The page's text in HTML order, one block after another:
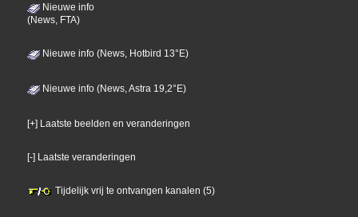
Nieuwe info
(News, FTA)
Nieuwe info (News, Hotbird 13°E)
Nieuwe info (News, Astra 19,2°E)
[+] Laatste beelden en veranderingen
[-] Laatste veranderingen
Tijdelijk vrij te ontvangen kanalen (5)